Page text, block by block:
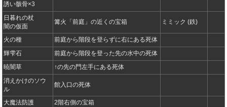
誘い骸骨×3
日暮れの杖
闇の仮面
篝火「前庭」の近くの宝箱 ミミック (鉄)
火の種
前庭から階段を登らずに右にある死体
輝雫石
前庭から階段を登った先の水中の死体
暁闇草
↑の先の門左手にある死体
消えかけのソウ
ル
館入口の死体
大魔法防護
2階右側の宝箱